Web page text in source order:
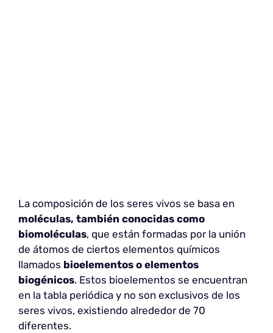
La composición de los seres vivos se basa en
moléculas, también conocidas como
biomoléculas, que están formadas por la unión
de átomos de ciertos elementos químicos
llamados bioelementos o elementos
biogénicos. Estos bioelementos se encuentran
en la tabla periódica y no son exclusivos de los
seres vivos, existiendo alrededor de 70
diferentes.